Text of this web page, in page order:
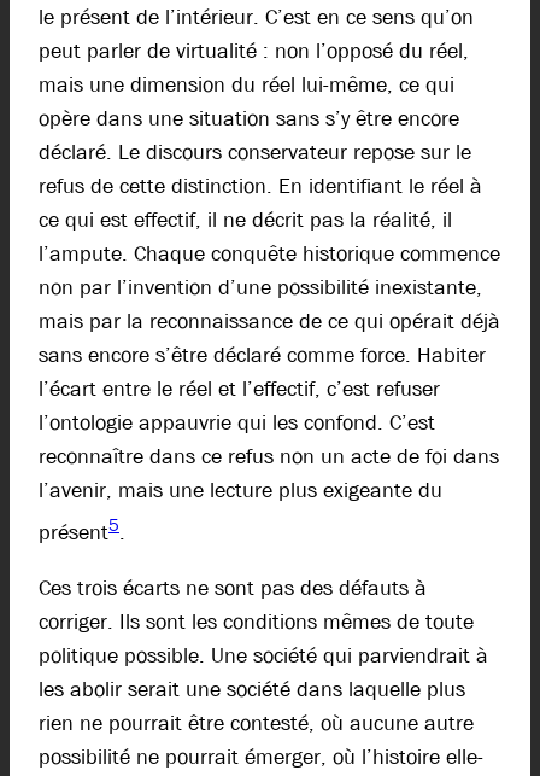
le présent de l’intérieur. C’est en ce sens qu’on
peut parler de virtualité : non l’opposé du réel,
mais une dimension du réel lui-même, ce qui
opère dans une situation sans s’y être encore
déclaré. Le discours conservateur repose sur le
refus de cette distinction. En identifiant le réel à
ce qui est effectif, il ne décrit pas la réalité, il
l’ampute. Chaque conquête historique commence
non par l’invention d’une possibilité inexistante,
mais par la reconnaissance de ce qui opérait déjà
sans encore s’être déclaré comme force. Habiter
l’écart entre le réel et l’effectif, c’est refuser
l’ontologie appauvrie qui les confond. C’est
reconnaître dans ce refus non un acte de foi dans
l’avenir, mais une lecture plus exigeante du
présent5.
Ces trois écarts ne sont pas des défauts à
corriger. Ils sont les conditions mêmes de toute
politique possible. Une société qui parviendrait à
les abolir serait une société dans laquelle plus
rien ne pourrait être contesté, où aucune autre
possibilité ne pourrait émerger, où l’histoire elle-